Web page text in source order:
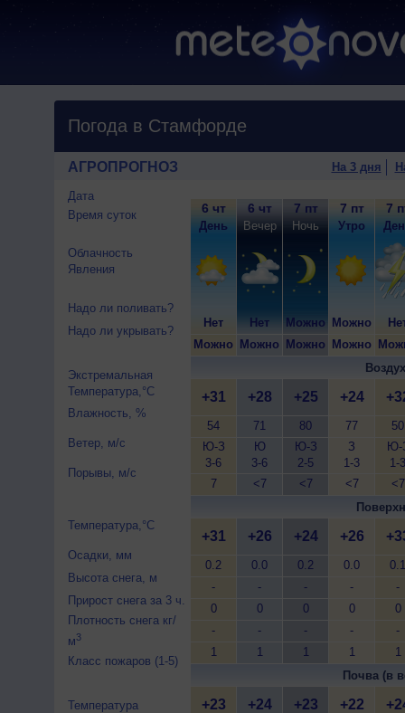
Погода в Стамфорде
АГРОПРОГНОЗ На 3 дня
Дата
Время суток
Облачность
Явления
Надо ли поливать?
Надо ли укрывать?
Экстремальная
Температура,°C
Влажность, %
Ветер, м/с
Порывы, м/с
Температура,°C
Осадки, мм
Высота снега, м
Прирост снега за 3 ч.
Плотность снега кг/
м3
Класс пожаров (1-5)
Температура
6 чт
День
Нет
Можно
6 чт
Вечер
Нет
Можно
7 пт
Ночь
Можно
Можно
7 пт
Утро
Можно
Можно
7
+31
54
Ю-З
3-6
7
+28
71
Ю
3-6
<7
+25
80
Ю-З
2-5
<7
+24
77
З
1-3
<7
50
Ю-
1-3
<7
+31
0.2
-
0
-
1
+26
0.0
-
0
-
1
+24
0.2
-
0
-
1
+26
0.0
-
0
-
1
0.1
-
0
-
1
Почва (в
+23 +24 +23 +22